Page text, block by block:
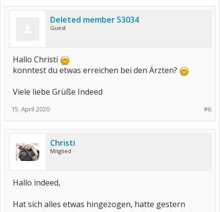
Deleted member 53034
Guest
Hallo Christi
konntest du etwas erreichen bei den Ärzten?
Viele liebe Grüße Indeed
#6
15. April 2020
Christi
Mitglied
Hallo indeed,
Hat sich alles etwas hingezogen, hatte gestern